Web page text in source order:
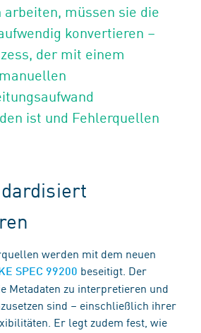
arbeiten, müssen sie die
konvertieren –
der mit einem
ist und Fehlerquellen
werden mit dem neuen
SPEC 99200 beseitigt. Der
Metadaten zu interpretieren und
sind – einschließlich ihrer
Er legt zudem fest, wie